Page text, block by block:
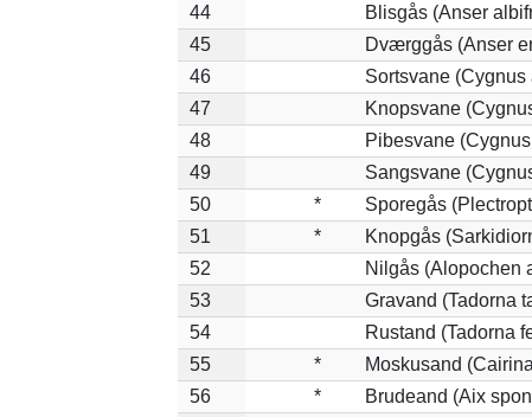
44
Blisgås (Anser
45
Dværggås (Anser
46
Sortsvane (Cygnus
47
Knopsvane
48
Pibesvane
49
Sangsvane
50
*
Sporegås
51
*
Knopgås
52
Nilgås (Alopochen
53
Gravand (Tadorna
54
Rustand (Tadorna
55
*
Moskusand
56
*
Brudeand (Aix